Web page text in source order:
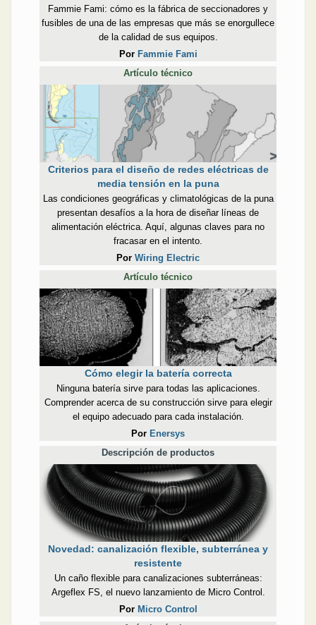
Fammie Fami: cómo es la fábrica de seccionadores y
fusibles de una de las empresas que más se enorgullece
de la calidad de sus equipos.
Por Fammie Fami
Artículo técnico
Criterios para el diseño de redes eléctricas de
media tensión en la puna
Las condiciones geográficas y climatológicas de la puna
presentan desafíos a la hora de diseñar líneas de
alimentación eléctrica. Aquí, algunas claves para no
fracasar en el intento.
Por Wiring Electric
Artículo técnico
Cómo elegir la batería correcta
Ninguna batería sirve para todas las aplicaciones.
Comprender acerca de su construcción sirve para elegir
el equipo adecuado para cada instalación.
Por Enersys
Descripción de productos
Novedad: canalización flexible, subterránea y
resistente
Un caño flexible para canalizaciones subterráneas:
Argeflex FS, el nuevo lanzamiento de Micro Control.
Por Micro Control